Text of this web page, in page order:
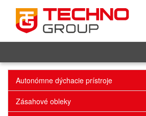
Autonómne dýchacie prístroje
Zásahové obleky